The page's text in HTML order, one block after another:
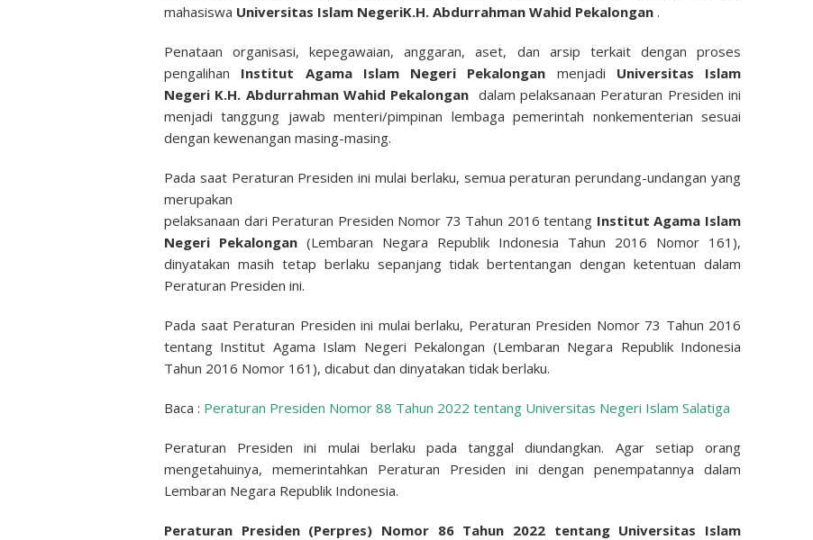
mahasiswa Universitas Islam NegeriK.H. Abdurrahman Wahid Pekalongan .
Penataan organisasi, kepegawaian, anggaran, aset, dan arsip terkait dengan proses
pengalihan Institut Agama Islam Negeri Pekalongan menjadi Universitas Islam
Negeri K.H. Abdurrahman Wahid Pekalongan dalam pelaksanaan Peraturan Presiden ini
menjadi tanggung jawab menteri/pimpinan lembaga pemerintah nonkementerian sesuai
dengan kewenangan masing-masing.
Pada saat Peraturan Presiden ini mulai berlaku, semua peraturan perundang-undangan yang
merupakan
pelaksanaan dari Peraturan Presiden Nomor 73 Tahun 2016 tentang Institut Agama Islam
Negeri Pekalongan (Lembaran Negara Republik Indonesia Tahun 2016 Nomor 161),
dinyatakan masih tetap berlaku sepanjang tidak bertentangan dengan ketentuan dalam
Peraturan Presiden ini.
Pada saat Peraturan Presiden ini mulai berlaku, Peraturan Presiden Nomor 73 Tahun 2016
tentang Institut Agama Islam Negeri Pekalongan (Lembaran Negara Republik Indonesia
Tahun 2016 Nomor 161), dicabut dan dinyatakan tidak berlaku.
Baca : Peraturan Presiden Nomor 88 Tahun 2022 tentang Universitas Negeri Islam Salatiga
Peraturan Presiden ini mulai berlaku pada tanggal diundangkan. Agar setiap orang
mengetahuinya, memerintahkan Peraturan Presiden ini dengan penempatannya dalam
Lembaran Negara Republik Indonesia.
Peraturan Presiden (Perpres) Nomor 86 Tahun 2022 tentang Universitas Islam